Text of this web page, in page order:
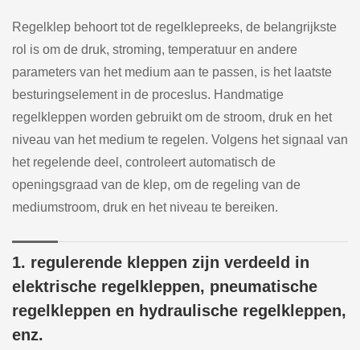
Regelklep behoort tot de regelklepreeks, de belangrijkste
rol is om de druk, stroming, temperatuur en andere
parameters van het medium aan te passen, is het laatste
besturingselement in de proceslus. Handmatige
regelkleppen worden gebruikt om de stroom, druk en het
niveau van het medium te regelen. Volgens het signaal van
het regelende deel, controleert automatisch de
openingsgraad van de klep, om de regeling van de
mediumstroom, druk en het niveau te bereiken.
1. regulerende kleppen zijn verdeeld in
elektrische regelkleppen, pneumatische
regelkleppen en hydraulische regelkleppen,
enz.